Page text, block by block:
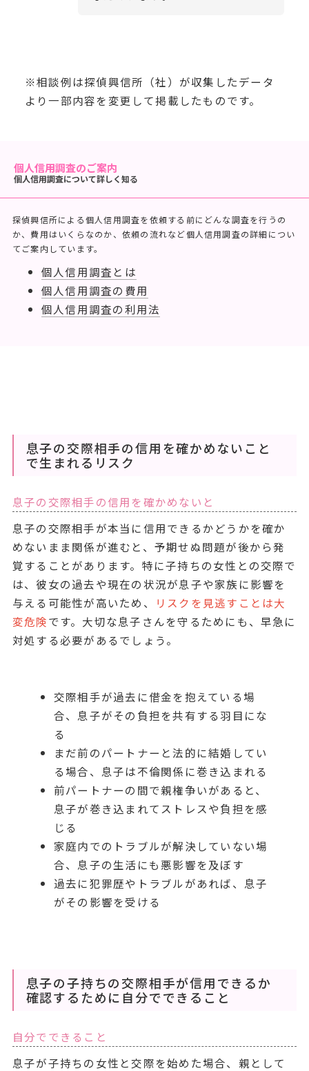
※相談例は探偵興信所（社）が収集したデータ
より一部内容を変更して掲載したものです。
個人信用調査のご案内
個人信用調査について詳しく知る
探偵興信所による個人信用調査を依頼する前にどんな調査を行うの
か、費用はいくらなのか、依頼の流れなど個人信用調査の詳細につい
てご案内しています。
個人信用調査とは
個人信用調査の費用
個人信用調査の利用法
息子の交際相手の信用を確かめないこと
で生まれるリスク
息子の交際相手の信用を確かめないと
息子の交際相手が本当に信用できるかどうかを確か
めないまま関係が進むと、予期せぬ問題が後から発
覚することがあります。特に子持ちの女性との交際で
は、彼女の過去や現在の状況が息子や家族に影響を
与える可能性が高いため、
リスクを見逃すことは大
変危険です。大切な息子さんを守るためにも、早急に
対処する必要があるでしょう。
交際相手が過去に借金を抱えている場
合、息子がその負担を共有する羽目にな
る
まだ前のパートナーと法的に結婚してい
る場合、息子は不倫関係に巻き込まれる
前パートナーの間で親権争いがあると、
息子が巻き込まれてストレスや負担を感
じる
家庭内でのトラブルが解決していない場
合、息子の生活にも悪影響を及ぼす
過去に犯罪歴やトラブルがあれば、息子
がその影響を受ける
息子の子持ちの交際相手が信用できるか
確認するために自分でできること
自分でできること
息子が子持ちの女性と交際を始めた場合、親として